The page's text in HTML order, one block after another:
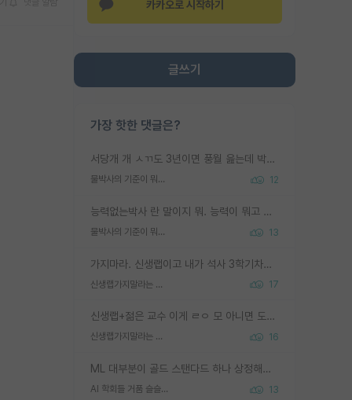
카카오로 시작하기
글쓰기
가장 핫한 댓글은?
서당개 개 ㅅㄲ도 3년이면 풍월 읊는데 박사 5년 이상 대리고 있으면서 물된건 교수 탓 맞는ㄱ게 거기가 서당이 아니란 소리임
물박사의 기준이 뭐임? 12
능력없는박사 란 말이지 뭐. 능력이 뭐고 능력이 있다는게 뭔지는 사람마다 기준이 다르니까 얘기해봐야 서로 자기 기준만 얘기해서 논쟁이 끝이 안나고. 주위에서 능력있고 야심있는 신입생이 교수가 유의미한 피드백을 아예 안주면서 제대로된 과제에 참여해볼 기회도 제공하지 않고 잡일 뺑뺑이만 돌려서 맨날 단순작업만 하면서 밤새다가 눈빛이 점점 죽어가는걸 본 사람은 물박사는 교수탓이라고 하고, 교수는 이것저것 알려도 주고 기회도 주고 사수 동기 붙여주면서 어떻게든 끌고가려고 하는데 본인이 매일 뺀질거리면서 출근 하는둥마는둥 하다가 기껏 와서도 폰이나 쳐다보다가 실험 망치고 저녁약속있어서 먼저 가볼게요~ 하는걸 본 사람은 물박사는 본인탓이라고 함.
물박사의 기준이 뭐임? 13
가지마라. 신생랩이고 내가 석사 3학기차인데 최고참인데 나도 아무것도 모르는데 교수가 후배들 왜 논문 교육 안시키냐. 논문 왜 안 써오냐 닦달한다
신생랩가지말라는 이유가 있었구나 17
신생랩+젊은 교수 이게 ㄹㅇ 모 아니면 도인듯.
신생랩가지말라는 이유가 있었구나 16
ML 대부분이 골드 스탠다드 하나 상정해놓고 (벤치마크 데이터셋이 여러 개면 여러 개 상정) 그거 얼마나 잘 맞추나 싸움임 가끔 번뜩이는 설계 철학을 보여주는 논문들도 있지만 대부분 그거 성적 얼마나 더 올리느라에 혈안이 되어 있는 측면이 잇음
AI 학회들 거품 슬슬 지적이 나오네요 13